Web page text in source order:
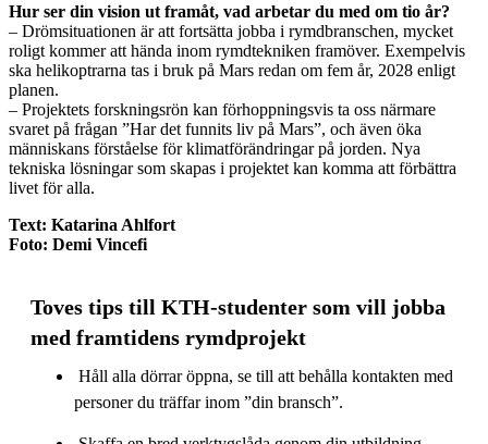
Hur ser din vision ut framåt, vad arbetar du med om tio år?
– Drömsituationen är att fortsätta jobba i rymdbranschen, mycket
roligt kommer att hända inom rymdtekniken framöver. Exempelvis
ska helikoptrarna tas i bruk på Mars redan om fem år, 2028 enligt
planen.
– Projektets forskningsrön kan förhoppningsvis ta oss närmare
svaret på frågan ”Har det funnits liv på Mars”, och även öka
människans förståelse för klimatförändringar på jorden. Nya
tekniska lösningar som skapas i projektet kan komma att förbättra
livet för alla.
Text: Katarina Ahlfort
Foto: Demi Vincefi
Toves tips till KTH-studenter som vill jobba
med framtidens rymdprojekt
Håll alla dörrar öppna, se till att behålla kontakten med
personer du träffar inom ”din bransch”.